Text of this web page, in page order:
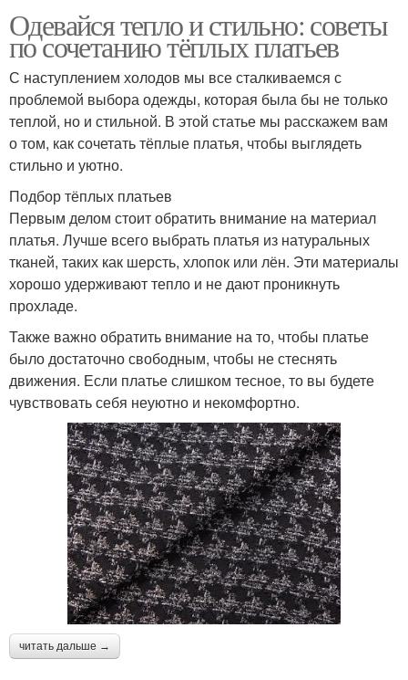
Одевайся тепло и стильно: советы
по сочетанию тёплых платьев
С наступлением холодов мы все сталкиваемся с
проблемой выбора одежды, которая была бы не только
теплой, но и стильной. В этой статье мы расскажем вам
о том, как сочетать тёплые платья, чтобы выглядеть
стильно и уютно.
Подбор тёплых платьев
Первым делом стоит обратить внимание на материал
платья. Лучше всего выбрать платья из натуральных
тканей, таких как шерсть, хлопок или лён. Эти материалы
хорошо удерживают тепло и не дают проникнуть
прохладе.
Также важно обратить внимание на то, чтобы платье
было достаточно свободным, чтобы не стеснять
движения. Если платье слишком тесное, то вы будете
чувствовать себя неуютно и некомфортно.
читать дальше →